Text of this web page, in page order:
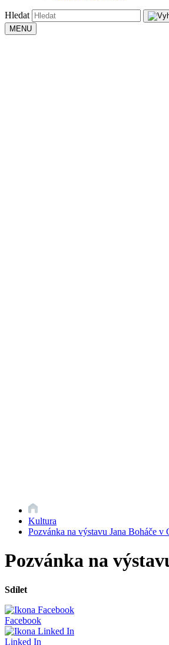
Hledat
MENU
Kultura
Pozvánka na výstavu Jana Boháče v
Pozvánka na
Sdílet
Facebook
Linked In